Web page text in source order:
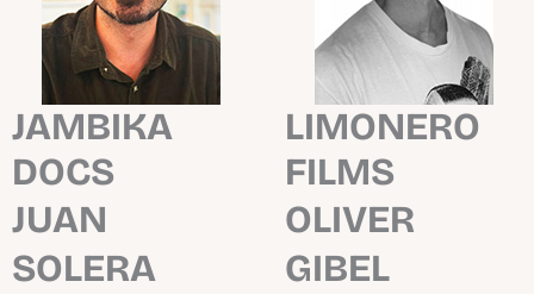
JAMBIKA
DOCS
JUAN
SOLERA
LIMONERO
FILMS
OLIVER
GIBEL